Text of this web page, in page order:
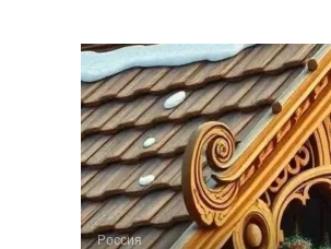
Россия